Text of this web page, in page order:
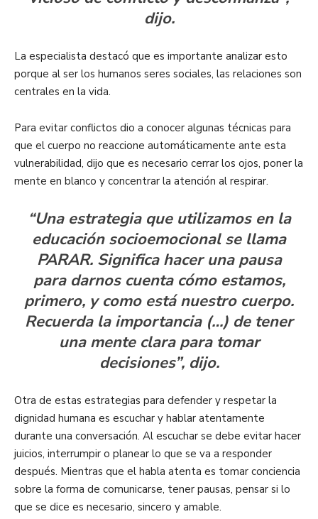
dijo.
La especialista destacó que es importante analizar esto
porque al ser los humanos seres sociales, las relaciones son
centrales en la vida.
Para evitar conflictos dio a conocer algunas técnicas para
que el cuerpo no reaccione automáticamente ante esta
vulnerabilidad, dijo que es necesario cerrar los ojos, poner la
mente en blanco y concentrar la atención al respirar.
“Una estrategia que utilizamos en la
educación socioemocional se llama
PARAR. Significa hacer una pausa
para darnos cuenta cómo estamos,
primero, y como está nuestro cuerpo.
Recuerda la importancia (…) de tener
una mente clara para tomar
decisiones”, dijo.
Otra de estas estrategias para defender y respetar la
dignidad humana es escuchar y hablar atentamente
durante una conversación. Al escuchar se debe evitar hacer
juicios, interrumpir o planear lo que se va a responder
después. Mientras que el habla atenta es tomar conciencia
sobre la forma de comunicarse, tener pausas, pensar si lo
que se dice es necesario, sincero y amable.